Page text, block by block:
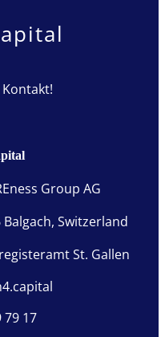
Group AG
Balgach, Switzerland
St. Gallen
79 17